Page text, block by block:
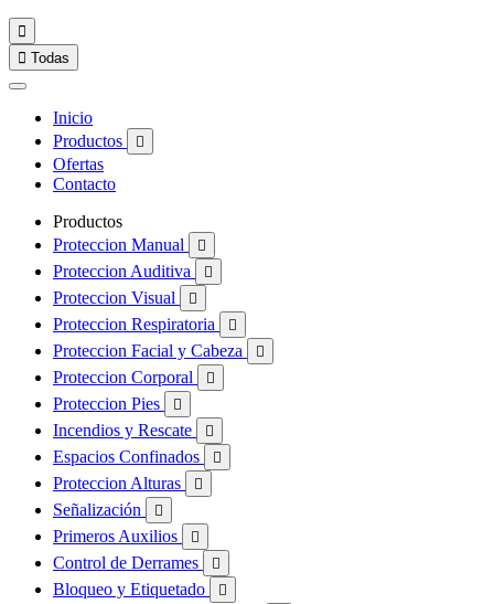

 Todas
Inicio
Productos

Ofertas
Contacto
Productos
Proteccion Manual

Proteccion Auditiva 
Proteccion Visual 
Proteccion Respiratoria 
Proteccion Facial y Cabeza 
Proteccion Corporal 
Proteccion Pies 
Incendios y Rescate 
Espacios Confinados 
Proteccion Alturas 
Señalización 
Primeros Auxilios 
Control de Derrames 
Bloqueo y Etiquetado 